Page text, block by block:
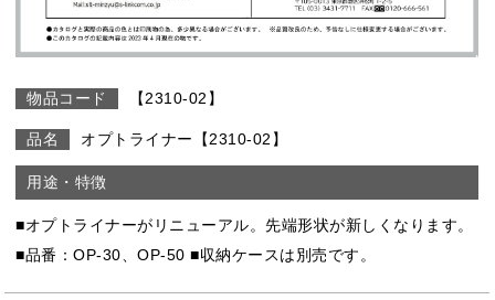
【2310-02】
オプトライナー【2310-02】
■オプトライナーがリニューアル。先端形状が新しくなります。
■品番：OP-30、OP-50 ■収納ケースは別売です。